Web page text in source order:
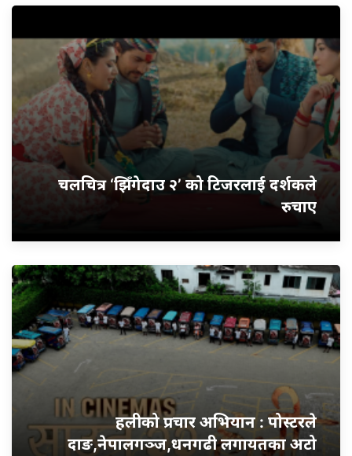
चलचित्र ‘झिँगेदाउ २’ को टिजरलाई दर्शकले
रुचाए
हलीको प्रचार अभियान : पोस्टरले
दाङ,नेपालगञ्ज,धनगढी लगायतका अटो